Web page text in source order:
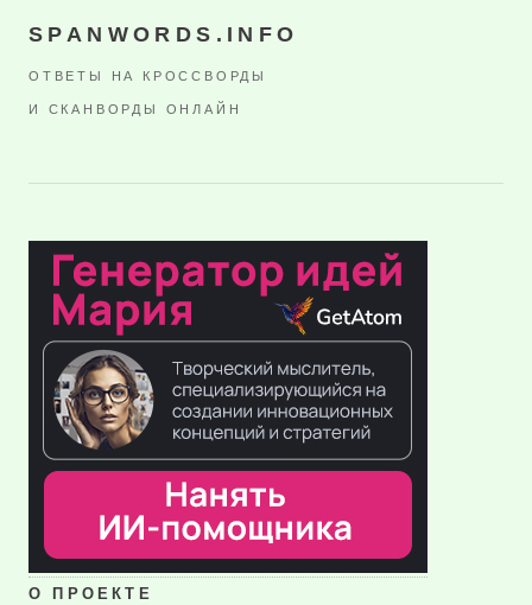
SPANWORDS.INFO
ОТВЕТЫ НА КРОССВОРДЫ
И СКАНВОРДЫ ОНЛАЙН
О ПРОЕКТЕ